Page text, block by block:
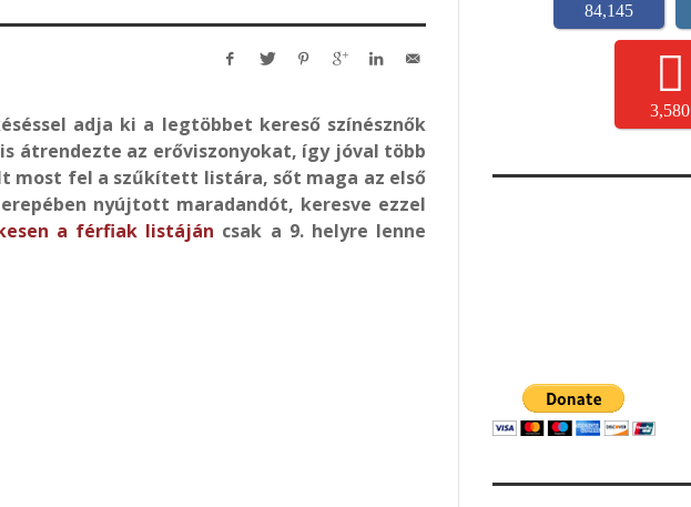
adja ki a legtöbbet kereső színésznők
átrendezte az erőviszonyokat, így jóval több
most fel a szűkített listára, sőt maga az első
nyújtott maradandót, keresve ezzel
a férfiak listáján csak a 9. helyre lenne
84,145
3,580